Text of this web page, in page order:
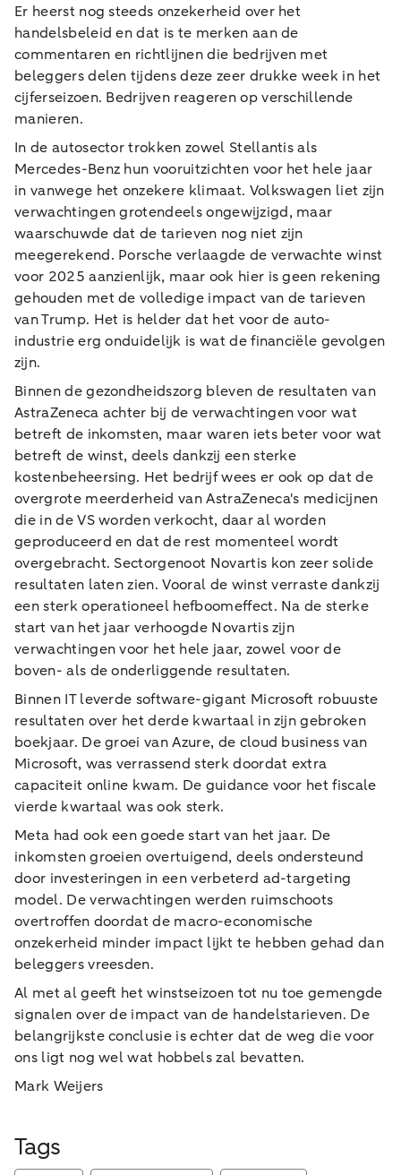
Er heerst nog steeds onzekerheid over het
handelsbeleid en dat is te merken aan de
commentaren en richtlijnen die bedrijven met
beleggers delen tijdens deze zeer drukke week in het
cijferseizoen. Bedrijven reageren op verschillende
manieren.
In de autosector trokken zowel Stellantis als
Mercedes-Benz hun vooruitzichten voor het hele jaar
in vanwege het onzekere klimaat. Volkswagen liet zijn
verwachtingen grotendeels ongewijzigd, maar
waarschuwde dat de tarieven nog niet zijn
meegerekend. Porsche verlaagde de verwachte winst
voor 2025 aanzienlijk, maar ook hier is geen rekening
gehouden met de volledige impact van de tarieven
van Trump. Het is helder dat het voor de auto-
industrie erg onduidelijk is wat de financiële gevolgen
zijn.
Binnen de gezondheidszorg bleven de resultaten van
AstraZeneca achter bij de verwachtingen voor wat
betreft de inkomsten, maar waren iets beter voor wat
betreft de winst, deels dankzij een sterke
kostenbeheersing. Het bedrijf wees er ook op dat de
overgrote meerderheid van AstraZeneca's medicijnen
die in de VS worden verkocht, daar al worden
geproduceerd en dat de rest momenteel wordt
overgebracht. Sectorgenoot Novartis kon zeer solide
resultaten laten zien. Vooral de winst verraste dankzij
een sterk operationeel hefboomeffect. Na de sterke
start van het jaar verhoogde Novartis zijn
verwachtingen voor het hele jaar, zowel voor de
boven- als de onderliggende resultaten.
Binnen IT leverde software-gigant Microsoft robuuste
resultaten over het derde kwartaal in zijn gebroken
boekjaar. De groei van Azure, de cloud business van
Microsoft, was verrassend sterk doordat extra
capaciteit online kwam. De guidance voor het fiscale
vierde kwartaal was ook sterk.
Meta had ook een goede start van het jaar. De
inkomsten groeien overtuigend, deels ondersteund
door investeringen in een verbeterd ad-targeting
model. De verwachtingen werden ruimschoots
overtroffen doordat de macro-economische
onzekerheid minder impact lijkt te hebben gehad dan
beleggers vreesden.
Al met al geeft het winstseizoen tot nu toe gemengde
signalen over de impact van de handelstarieven. De
belangrijkste conclusie is echter dat de weg die voor
ons ligt nog wel wat hobbels zal bevatten.
Mark Weijers
Tags